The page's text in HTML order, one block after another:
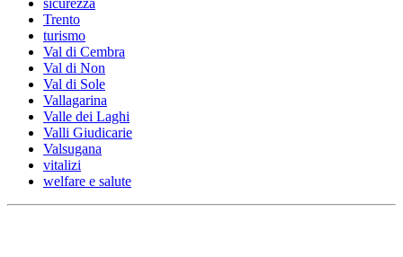
sicurezza
Trento
turismo
Val di Cembra
Val di Non
Val di Sole
Vallagarina
Valle dei Laghi
Valli Giudicarie
Valsugana
vitalizi
welfare e salute